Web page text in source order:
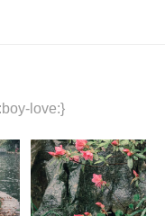
love:}